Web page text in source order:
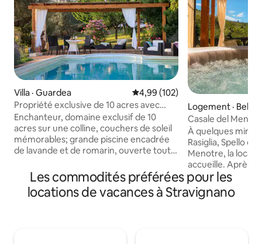
Villa · Guardea Note moyenne de 4,99 sur 5,
4,99 (102)
Propriété exclusive de 10 acres avec
piscine et oliveraie !
Enchanteur, domaine exclusif de 10
acres sur une colline, couchers de soleil
mémorables; grande piscine encadrée
de lavande et de romarin, ouverte toute
Starlink. Très privé et paisible 2 étages, 4
chambres, 4 salles de bain, jacuzzi,
smartTV 55 pouces, cuisine bien
Logement ·
Casale del
campagne en
À quelques
Rasiglia, Spello et
Menotre, la
accueille. Après
découverte de
simplement dans
hamac, les
Les commodités préférées pour les
locations de vacances à Stravignano